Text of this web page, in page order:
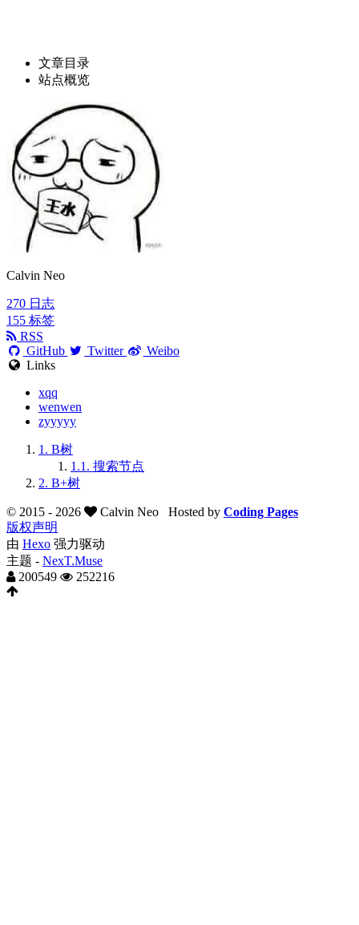
文章目录
站点概览
Calvin Neo
270 日志
155 标签
RSS
GitHub
Twitter
Weibo
Links
xqq
wenwen
zyyyyy
1. B树
1.1. 搜索节点
2. B+树
© 2015 - 2026 Calvin Neo Hosted by Coding Pages
版权声明
由 Hexo 强力驱动
主题 - NexT.Muse
200549
252216